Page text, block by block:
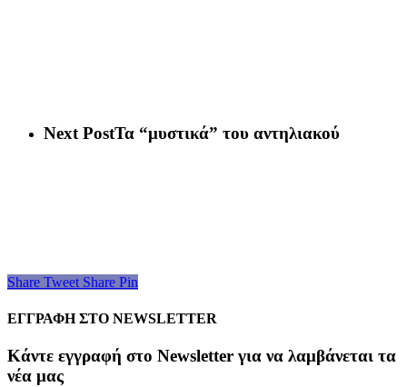
Next PostΤα “μυστικά” του αντηλιακού
Share Tweet Share Pin
ΕΓΓΡΑΦΗ ΣΤΟ NEWSLETTER
Kάντε εγγραφή στο Newsletter για να λαμβάνεται τα
νέα μας